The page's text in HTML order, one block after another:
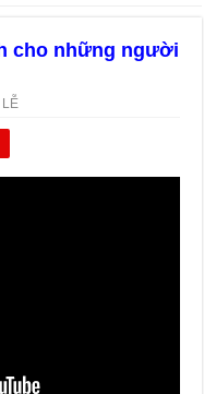
cho những người
LỄ